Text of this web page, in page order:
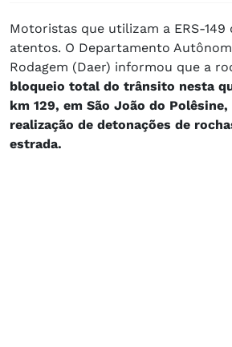
Motoristas que utilizam a ERS-149
atentos. O Departamento
Rodagem (Daer) informou que a
bloqueio total do trânsito nesta
km 129, em São João do
realização de detonações de
estrada.